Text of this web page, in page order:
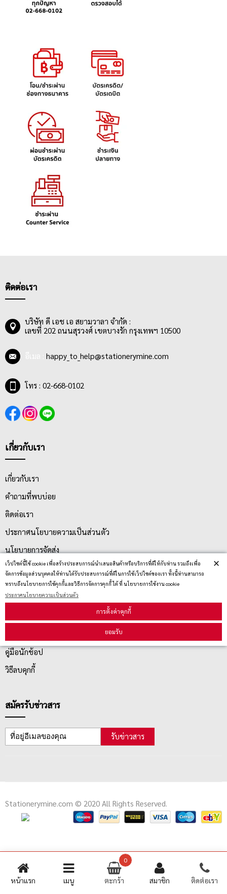
หน้าแรก เมนู
0
ตะกร้า สมาชิก ติดต่อเรา
เว็ปไซต์นี้ใช้ cookie เพื่อสร้างประสบการณ์นำเสนอสินค้าหรือบริการที่ดีให้กับท่าน รวมถึงเพื่อ
จัดการข้อมูลส่วนบุคคลให้ท่านได้รับประสบการณ์ที่ดีในการใช้เว็ปไซต์ของเรา ทั้งนี้ท่านสามารถ
ทราบถึงนโยบายการใช้คุกกี้และวิธีการจัดการคุกกี้ ได้ ที่ นโยบายการใช้งาน cookie
ประกาศนโยบายความเป็นส่วนตัว
การตั้งค่าคุกกี้
ยอมรับ
×
ติดต่อเรา
บริษัท ดี เอช เอ สยามวาลา จำกัด :
เลขที่ 202 ถนนสุรวงศ์ เขตบางรัก กรุงเทพฯ 10500
happy_to_help@stationerymine.com
โทร : 02-668-0102
เกี่ยวกับเรา
เกี่ยวกับเรา
คำถามที่พบบ่อย
ติดต่อเรา
ประกาศนโยบายความเป็นส่วนตัว
นโยบายการจัดส่ง
นโยบายการเปลี่ยน/คืน สินค้า
บริการลูกค้า
คู่มือนักช้อป
วิธีลบคุกกี้
สมัครรับข่าวสาร
รับข่าวสาร
Stationerymine.com © 2020 All Rights Reserved.